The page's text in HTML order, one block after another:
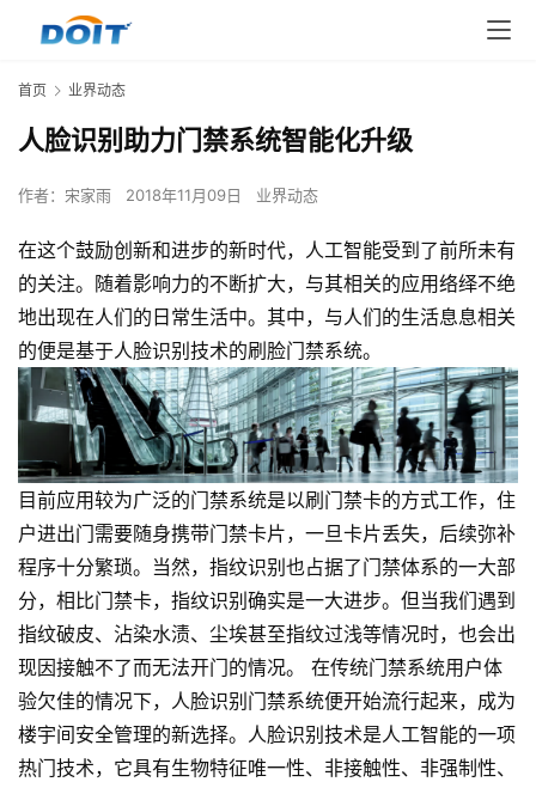
首页 业界动态
人脸识别助力门禁系统智能化升级
作者： 宋家雨 2018年11月09日 业界动态
在这个鼓励创新和进步的新时代，人工智能受到了前所未有
的关注。随着影响力的不断扩大，与其相关的应用络绎不绝
地出现在人们的日常生活中。其中，与人们的生活息息相关
的便是基于人脸识别技术的刷脸门禁系统。
目前应用较为广泛的门禁系统是以刷门禁卡的方式工作，住
户进出门需要随身携带门禁卡片，一旦卡片丢失，后续弥补
程序十分繁琐。当然，指纹识别也占据了门禁体系的一大部
分，相比门禁卡，指纹识别确实是一大进步。但当我们遇到
指纹破皮、沾染水渍、尘埃甚至指纹过浅等情况时，也会出
现因接触不了而无法开门的情况。 在传统门禁系统用户体
验欠佳的情况下，人脸识别门禁系统便开始流行起来，成为
楼宇间安全管理的新选择。人脸识别技术是人工智能的一项
热门技术，它具有生物特征唯一性、非接触性、非强制性、